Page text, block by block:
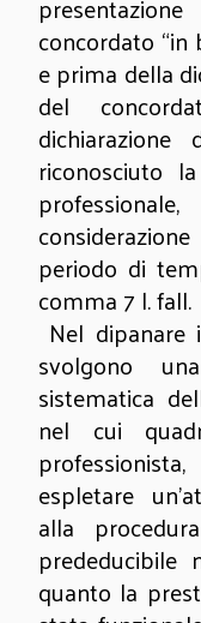
concordato
e prima della
del
riconosciuto
periodo di
comma 7 l. fall.
Nel dipanare
svolgono
sistematica
nel cui
espletare
alla
prededucibile
quanto la